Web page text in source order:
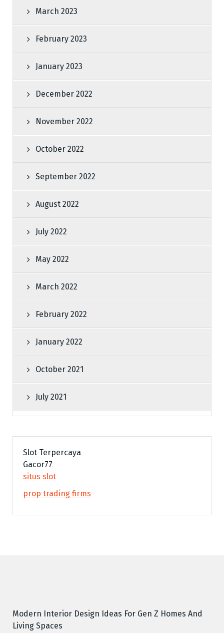
March 2023
February 2023
January 2023
December 2022
November 2022
October 2022
September 2022
August 2022
July 2022
May 2022
March 2022
February 2022
January 2022
October 2021
July 2021
Slot Terpercaya
Gacor77
situs slot
prop trading firms
Modern Interior Design Ideas For Gen Z Homes And
Living Spaces